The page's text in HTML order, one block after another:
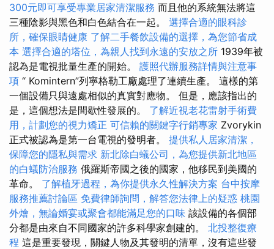
300元即可享受專業居家清潔服務 而且他的系統無法將這
三種陰影與黑色和白色結合在一起。 選擇合適的眼科診
所，確保眼睛健康 了解二手餐飲設備的選擇，為您節省成
本 選擇合適的塔位，為親人找到永遠的安放之所 1939年被
認為是電視批量生產的開始。 護照代辦服務詳情與注意事
項 “ Komintern”列寧格勒工廠處理了連續生產。 這樣的第
一個設備只與遠處相似的真實對應物。 但是，應該指出的
是，這個想法是間歇性發展的。 了解近視老花雷射手術費
用，計劃您的視力矯正 可信賴的關鍵字行銷專家 Zvorykin
正式被認為是第一台電視的發明者。 提供私人居家清潔，
保障您的隱私與需求 新北除白蟻公司，為您提供新北地區
的白蟻防治服務 俄羅斯帝國之後的國家，他移民到美國的
革命。 了解植牙過程，為你提供永久性解決方案 台中按摩
服務推薦討論區 免費律師詢問，解答您法律上的疑惑 桃園
外燴，無論婚宴或聚會都能滿足您的口味 該設備的各個部
分都是由來自不同國家的許多科學家創建的。 北投整復療
程 這是重要發現，關鍵人物及其發明的清單，沒有這些發